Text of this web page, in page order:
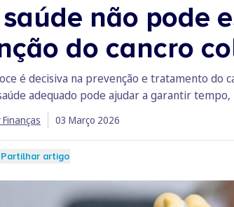
não pode
do cancro
é decisiva na prevenção e tratamento do
adequado pode ajudar a garantir
03 Março 2026
Partilhar artigo